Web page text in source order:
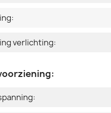
verlichting: